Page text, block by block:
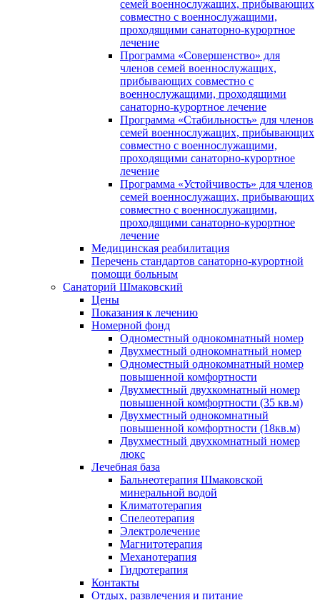
семей военнослужащих, прибывающих
совместно с военнослужащими,
проходящими санаторно-курортное
лечение
Программа «Совершенство» для
членов семей военнослужащих,
прибывающих совместно с
военнослужащими, проходящими
санаторно-курортное лечение
Программа «Стабильность» для членов
семей военнослужащих, прибывающих
совместно с военнослужащими,
проходящими санаторно-курортное
лечение
Программа «Устойчивость» для членов
семей военнослужащих, прибывающих
совместно с военнослужащими,
проходящими санаторно-курортное
лечение
Медицинская реабилитация
Перечень стандартов санаторно-курортной
помощи больным
Санаторий Шмаковский
Цены
Показания к лечению
Номерной фонд
Одноместный однокомнатный номер
Двухместный однокомнатный номер
Одноместный однокомнатный номер
повышенной комфортности
Двухместный двухкомнатный номер
повышенной комфортности (35 кв.м)
Двухместный однокомнатный
повышенной комфортности (18кв.м)
Двухместный двухкомнатный номер
люкс
Лечебная база
Бальнеотерапия Шмаковской
минеральной водой
Климатотерапия
Спелеотерапия
Электролечение
Магнитотерапия
Механотерапия
Гидротерапия
Контакты
Отдых, развлечения и питание